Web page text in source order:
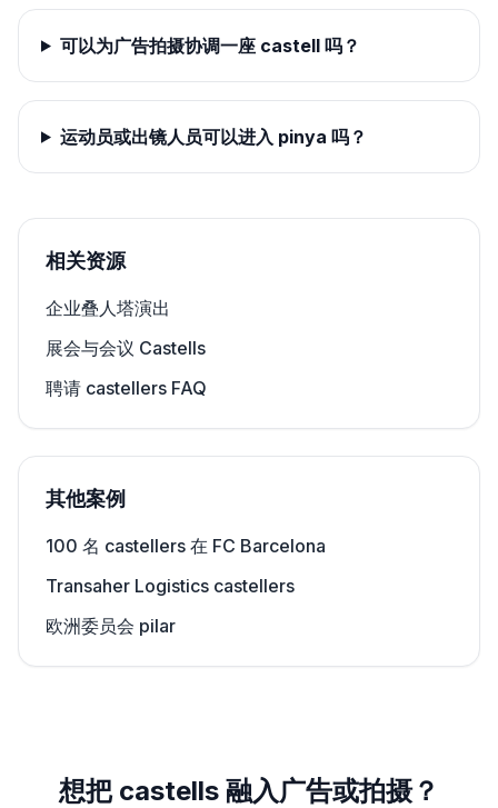
可以为广告拍摄协调一座 castell 吗？
运动员或出镜人员可以进入 pinya 吗？
相关资源
企业叠人塔演出
展会与会议 Castells
聘请 castellers FAQ
其他案例
100 名 castellers 在 FC Barcelona
Transaher Logistics castellers
欧洲委员会 pilar
想把 castells 融入广告或拍摄？